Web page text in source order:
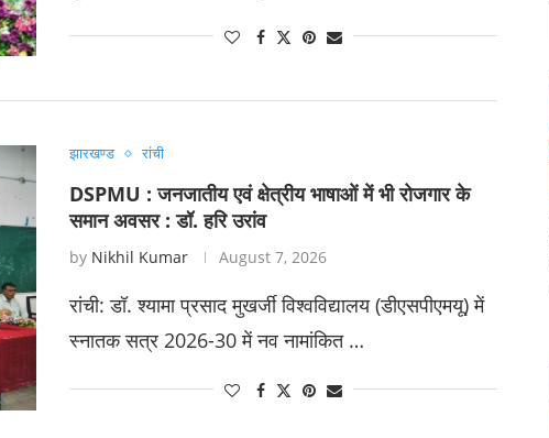
झारखण्ड रांची
DSPMU : जनजातीय एवं क्षेत्रीय भाषाओं में भी रोजगार के
समान अवसर : डॉ. हरि उरांव
by Nikhil Kumar August 7, 2026
रांची: डॉ. श्यामा प्रसाद मुखर्जी विश्वविद्यालय (डीएसपीएमयू) में
स्नातक सत्र 2026-30 में नव नामांकित …